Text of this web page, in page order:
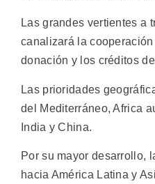
Las grandes vertientes a
canalizará la
donación y los créditos
Las prioridades
del Mediterráneo, Africa
India y China.
Por su mayor desarrollo,
hacia América Latina y